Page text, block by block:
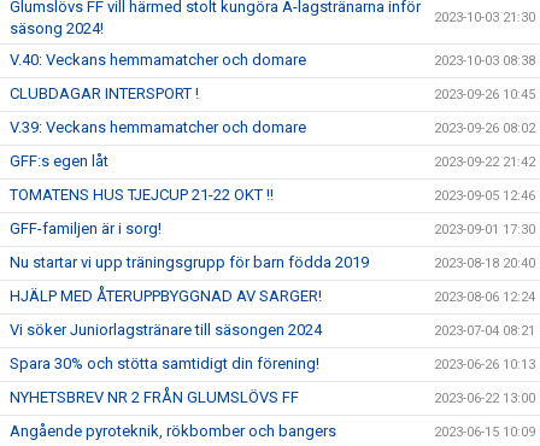
Glumslövs FF vill härmed stolt kungöra A-lagstränarna inför
säsong 2024!
2023-10-03 21:30
V.40: Veckans hemmamatcher och domare 2023-10-03 08:38
CLUBDAGAR INTERSPORT ! 2023-09-26 10:45
V.39: Veckans hemmamatcher och domare 2023-09-26 08:02
GFF:s egen låt 2023-09-22 21:42
TOMATENS HUS TJEJCUP 21-22 OKT !! 2023-09-05 12:46
GFF-familjen är i sorg! 2023-09-01 17:30
Nu startar vi upp träningsgrupp för barn födda 2019 2023-08-18 20:40
HJÄLP MED ÅTERUPPBYGGNAD AV SARGER! 2023-08-06 12:24
Vi söker Juniorlagstränare till säsongen 2024 2023-07-04 08:21
Spara 30% och stötta samtidigt din förening! 2023-06-26 10:13
NYHETSBREV NR 2 FRÅN GLUMSLÖVS FF 2023-06-22 13:00
Angående pyroteknik, rökbomber och bangers 2023-06-15 10:09